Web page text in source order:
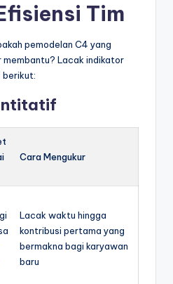
Tim
pemodelan C4 yang
Lacak indikator
Cara Mengukur
Lacak waktu hingga
kontribusi pertama yang
bermakna bagi karyawan
baru